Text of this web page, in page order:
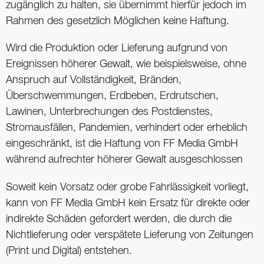
zugänglich zu halten, sie übernimmt hierfür jedoch im
Rahmen des gesetzlich Möglichen keine Haftung.
Wird die Produktion oder Lieferung aufgrund von
Ereignissen höherer Gewalt, wie beispielsweise, ohne
Anspruch auf Vollständigkeit, Bränden,
Überschwemmungen, Erdbeben, Erdrutschen,
Lawinen, Unterbrechungen des Postdienstes,
Stromausfällen, Pandemien, verhindert oder erheblich
eingeschränkt, ist die Haftung von FF Media GmbH
während aufrechter höherer Gewalt ausgeschlossen
Soweit kein Vorsatz oder grobe Fahrlässigkeit vorliegt,
kann von FF Media GmbH kein Ersatz für direkte oder
indirekte Schäden gefordert werden, die durch die
Nichtlieferung oder verspätete Lieferung von Zeitungen
(Print und Digital) entstehen.